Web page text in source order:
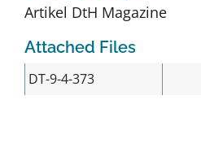
Artikel DtH Magazine
Attached Files
DT-9-4-373